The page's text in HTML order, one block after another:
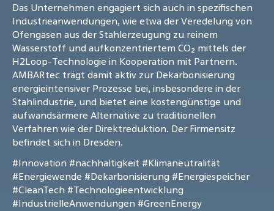
Das Unternehmen engagiert sich auch in spezifischen
Industrieanwendungen, wie etwa der Veredelung von
Ofengasen aus der Stahlerzeugung zu reinem
Wasserstoff und aufkonzentriertem CO₂ mittels der
H2Loop-Technologie in Kooperation mit Partnern.
AMBARtec trägt damit aktiv zur Dekarbonisierung
energieintensiver Prozesse bei, insbesondere in der
Stahlindustrie, und bietet eine kostengünstige und
aufwandsärmere Alternative zu traditionellen
Verfahren wie der Direktreduktion. Der Firmensitz
befindet sich in Dresden.
#Innovation #nachhaltigkeit #Klimaneutralität
#Energiewende #Dekarbonisierung #Energiespeicher
#CleanTech #Technologieentwicklung
#IndustrielleAnwendungen #GreenEnergy